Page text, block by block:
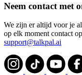
Neem contact met
We zijn er altijd voor je
op elk moment contact
support@talkpal.ai